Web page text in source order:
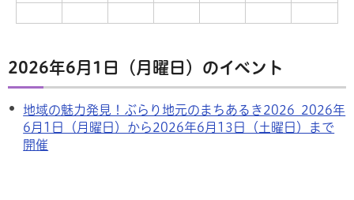
2026年6月1日（月曜日）のイベント
地域の魅力発見！ぶらり地元のまちあるき2026 2026年
6月1日（月曜日）から2026年6月13日（土曜日）まで
開催